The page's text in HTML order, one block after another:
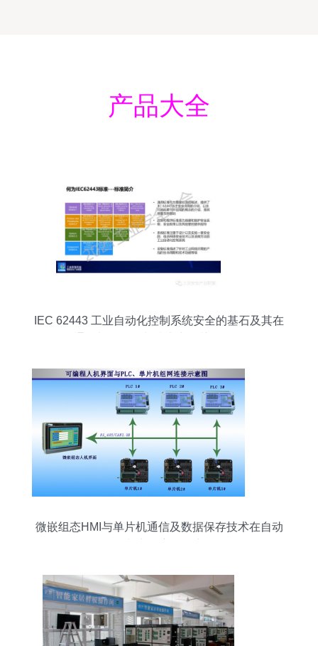
产品大全
IEC 62443 工业自动化控制系统安全的基石及其在
微嵌组态HMI与单片机通信及数据保存技术在自动